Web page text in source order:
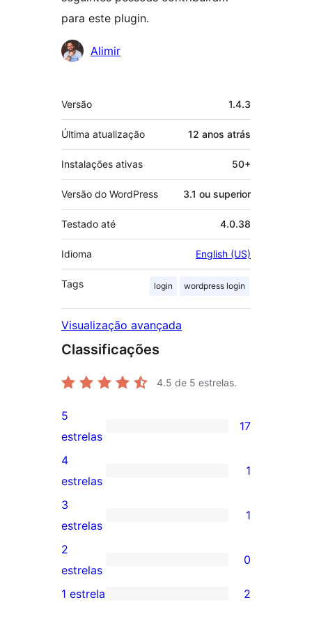
para este plugin.
Colaboradores
Alimir
Meta
Versão 1.4.3
Última atualização 12 anos atrás
Instalações ativas 50+
Versão do WordPress 3.1 ou superior
Testado até 4.0.38
Idioma English (US)
Tags login wordpress login
Visualização avançada
Classificações
4.5 de 5 estrelas.
17
avaliações
com
5
estrelas
5
estrelas
17
1
avaliação
com
4
estrela
4
estrelas
1
1
avaliação
com
3
3
estrelas
1
0
avaliação
2
estrelas
0
1 estrela 2